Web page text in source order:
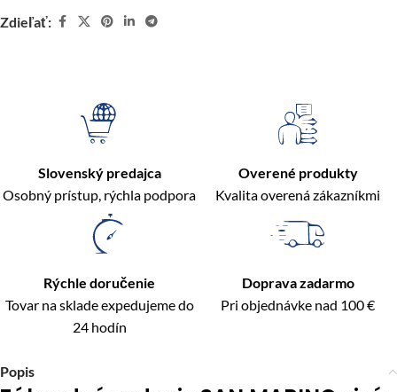
Zdieľať:
Slovenský predajca
Osobný prístup, rýchla podpora
Overené produkty
Kvalita overená zákazníkmi
Rýchle doručenie
Tovar na sklade expedujeme do
24 hodín
Doprava zadarmo
Pri objednávke nad 100 €
Popis